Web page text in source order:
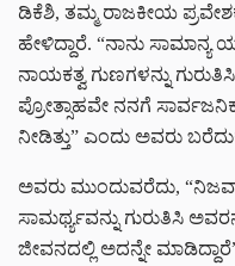
ಡಿಕೆಶಿ, ತಮ್ಮ ರಾಜಕೀಯ
ಹೇಳಿದ್ದಾರೆ. “ನಾನು ಸಾಮಾನ್ಯ
ನಾಯಕತ್ವ ಗುಣಗಳನ್ನು
ಪ್ರೋತ್ಸಾಹವೇ ನನಗೆ
ನೀಡಿತ್ತು” ಎಂದು ಅವರು
ಅವರು ಮುಂದುವರೆದು,
ಸಾಮರ್ಥ್ಯವನ್ನು ಗುರುತಿಸಿ
ಜೀವನದಲ್ಲಿ ಅದನ್ನೇ